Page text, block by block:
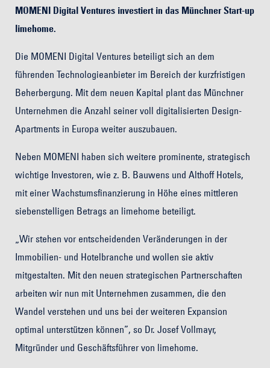
MOMENI Digital Ventures investiert in das Münchner Start-up
limehome.
Die MOMENI Digital Ventures beteiligt sich an dem
führenden Technologieanbieter im Bereich der kurzfristigen
Beherbergung. Mit dem neuen Kapital plant das Münchner
Unternehmen die Anzahl seiner voll digitalisierten Design-
Apartments in Europa weiter auszubauen.
Neben MOMENI haben sich weitere prominente, strategisch
wichtige Investoren, wie z. B. Bauwens und Althoff Hotels,
mit einer Wachstumsfinanzierung in Höhe eines mittleren
siebenstelligen Betrags an limehome beteiligt.
„Wir stehen vor entscheidenden Veränderungen in der
Immobilien- und Hotelbranche und wollen sie aktiv
mitgestalten. Mit den neuen strategischen Partnerschaften
arbeiten wir nun mit Unternehmen zusammen, die den
Wandel verstehen und uns bei der weiteren Expansion
optimal unterstützen können”, so Dr. Josef Vollmayr,
Mitgründer und Geschäftsführer von limehome.